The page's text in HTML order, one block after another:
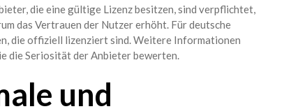
die eine gültige Lizenz besitzen, sind verpflichtet,
das Vertrauen der Nutzer erhöht. Für deutsche
die offiziell lizenziert sind. Weitere Informationen
die Seriosität der Anbieter bewerten.
und